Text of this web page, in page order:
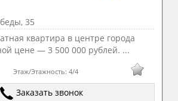
35
квартира в центре города
цене — 3 500 000 рублей. ...
Этаж/Этажность:4/4
Заказать звонок